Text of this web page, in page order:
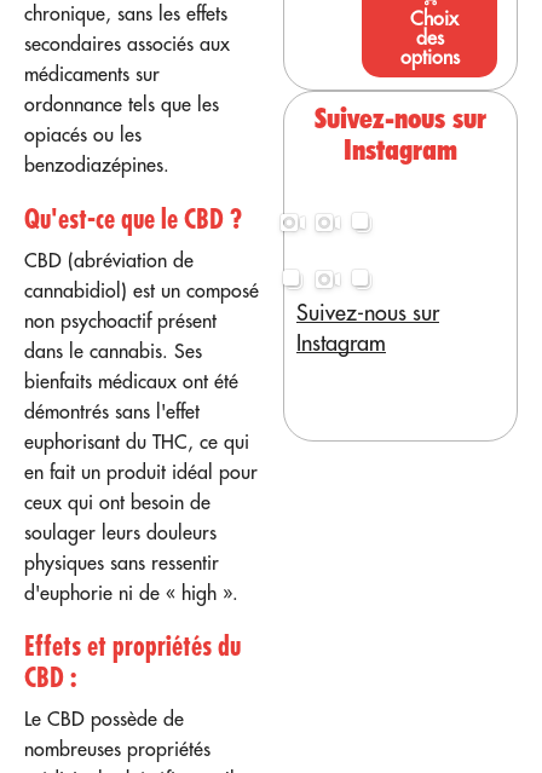
chronique, sans les effets
secondaires associés aux
médicaments sur
ordonnance tels que les
opiacés ou les
benzodiazépines.
Qu'est-ce que le CBD ?
CBD (abréviation de
cannabidiol) est un composé
non psychoactif présent
dans le cannabis. Ses
bienfaits médicaux ont été
démontrés sans l'effet
euphorisant du THC, ce qui
en fait un produit idéal pour
ceux qui ont besoin de
soulager leurs douleurs
physiques sans ressentir
d'euphorie ni de « high ».
Effets et propriétés du
CBD :
Le CBD possède de
nombreuses propriétés
Choix
des
options
Suivez-nous sur
Instagram
Suivez-nous sur
Instagram